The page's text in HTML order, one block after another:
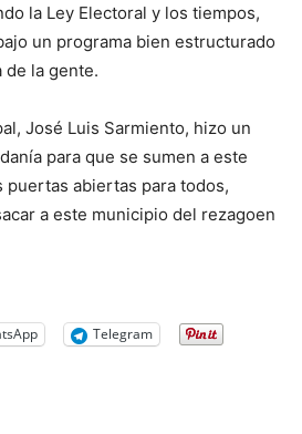
la Ley Electoral y los tiempos,
un programa bien estructurado
de la gente.
José Luis Sarmiento, hizo un
para que se sumen a este
abiertas para todos,
a este municipio del rezagoen
Telegram